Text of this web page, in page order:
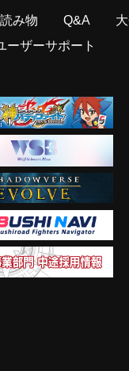
読み物 Q&A
ーザーサポート